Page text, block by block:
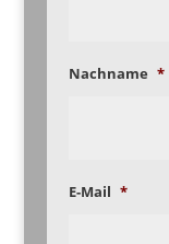
Nachname *
E-Mail *